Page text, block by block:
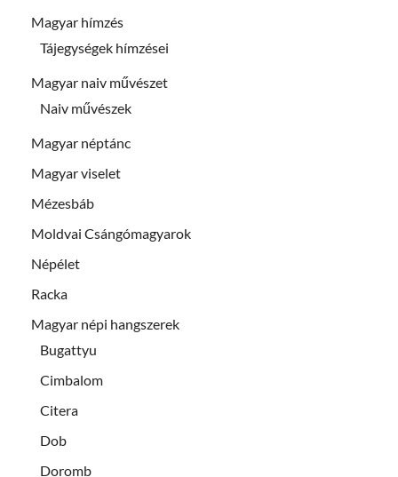
Magyar hímzés
Tájegységek hímzései
Magyar naiv művészet
Naiv művészek
Magyar néptánc
Magyar viselet
Mézesbáb
Moldvai Csángómagyarok
Népélet
Racka
Magyar népi hangszerek
Bugattyu
Cimbalom
Citera
Dob
Doromb